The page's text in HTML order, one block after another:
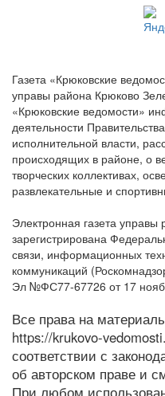
Газета «Крюковские
управы района Крюково
«Крюковские ведомости»
деятельности
исполнительной власти,
происходящих в районе, о
творческих коллективах,
развлекательные и
Электронная газета
зарегистрирована
связи, информационных
коммуникаций
Эл №ФС77-67726 от 17
Все права на
https://krukovo-
соответствии с
об авторском праве и
При любом